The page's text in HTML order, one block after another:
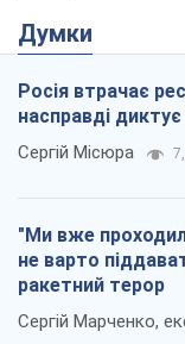
Думки
Росія втрачає
насправді
Сергій Місюра
"Ми вже
не варто
ракетний терор
Сергій Марченко,